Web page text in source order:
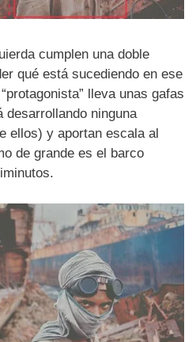
cumplen una doble
qué está sucediendo en ese
lleva unas gafas
desarrollando ninguna
ellos) y aportan escala al
de grande es el barco